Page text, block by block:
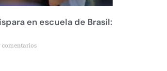
en escuela de Brasil:
comentarios